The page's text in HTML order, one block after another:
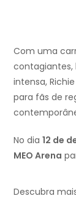
Com uma
contagiantes,
intensa,
para fãs de
No dia 12 de
MEO Arena
Descubra